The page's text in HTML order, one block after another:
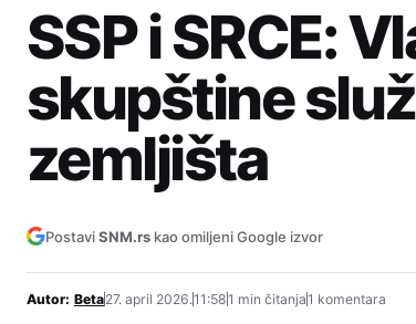
SSP i SRCE:
skupštine
zemljišta
PostaviSNM.rs kao omiljeni Google izvor
Autor: Beta27. april 2026.11:581 min čitanja1 komentara